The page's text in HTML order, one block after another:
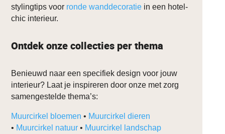
stylingtips voor ronde wanddecoratie in een hotel-
chic interieur.
Ontdek onze collecties per thema
Benieuwd naar een specifiek design voor jouw
interieur? Laat je inspireren door onze met zorg
samengestelde thema’s:
Muurcirkel bloemen • Muurcirkel dieren
• Muurcirkel natuur • Muurcirkel landschap